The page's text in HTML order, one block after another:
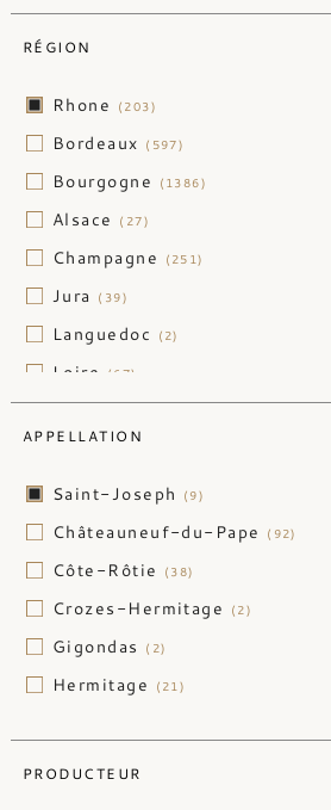
Australie
Chili(30)
Chine(3)
Grèce(2)
Hongrie(1)
Israël(2)
Liban(2)
Nouvelle-Zélande
RÉGION
Rhone (203)
Bordeaux (597)
Bourgogne (1386)
Alsace (27)
Champagne (251)
Jura (39)
Languedoc (2)
Loire (67)
Madiran
Provence
Roussillon(45)
APPELLATION
Saint-Joseph (9)
Châteauneuf-du-Pape (92)
Côte-Rôtie (38)
Crozes-Hermitage (2)
Gigondas (2)
Hermitage (21)
PRODUCTEUR